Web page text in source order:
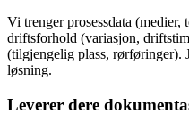
Vi trenger prosessdata (medier,
driftsforhold (variasjon,
(tilgjengelig plass, rørføringer).
løsning.
Leverer dere